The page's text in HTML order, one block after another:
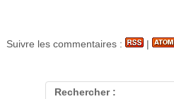
Suivre les commentaires : |
Rechercher :